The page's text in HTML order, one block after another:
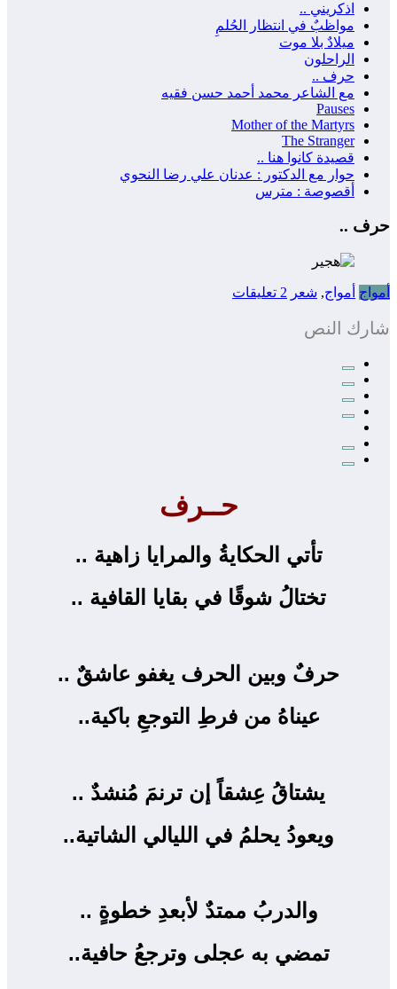
اذكريني ..
مواظبٌ في انتظار الحُلمِ
ميلادٌ بلا موت
الراحلون
حرف ..
مع الشاعر محمد أحمد حسن فقيه
Pauses
Mother of the Martyrs
The Stranger
قصيدة كانوا هنا ..
حوار مع الدكتور : عدنان علي رضا النحوي
أقصوصة : مترس
حرف ..
أمواج أمواج, شعر 2 تعليقات
شارك النص
حــرف
تأتي الحكايةُ والمرايا زاهية ..
تختالُ شوقًا في بقايا القافية ..
حرفٌ وبين الحرف يغفو عاشقٌ ..
عيناهُ من فرطِ التوجعِ باكية..
يشتاقُ عِشقاً إن ترنمَ مُنشدٌ ..
ويعودُ يحلمُ في الليالي الشاتية..
والدربُ ممتدٌ لأبعدِ خطوةٍ ..
تمضي به عجلى وترجعُ حافية..